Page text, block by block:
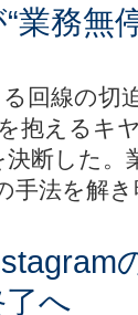
“業務無
回線の
抱えるキ
決断した
手法を解き
へ